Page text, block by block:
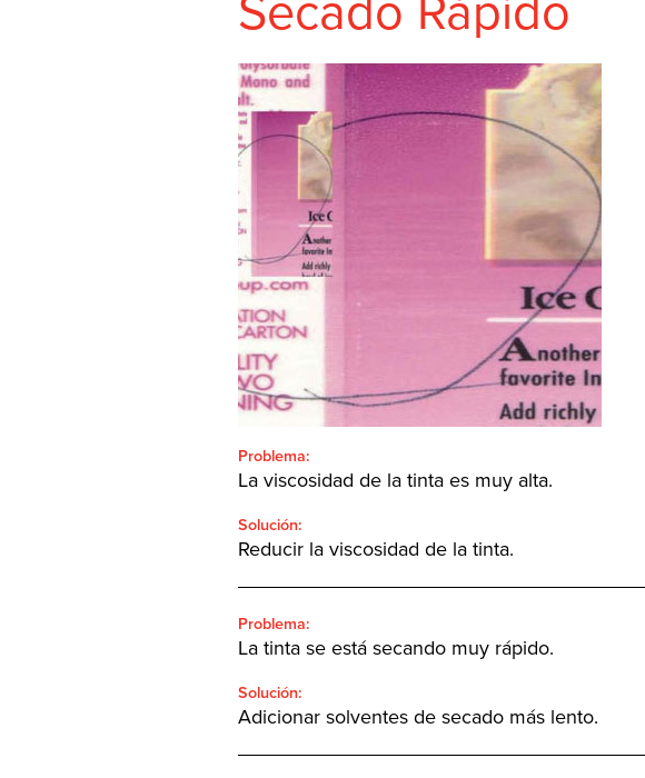
SHEETFED
CONTACTO
Español
BUSCAR:'
Secado Rápido
Problema:
La viscosidad de la tinta es muy alta.
Solución:
Reducir la viscosidad de la tinta.
Problema:
La tinta se está secando muy rápido.
Solución:
Adicionar solventes de secado más lento.